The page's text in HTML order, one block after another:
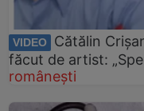
VIDEO
Cătălin
făcut de artist:
românești